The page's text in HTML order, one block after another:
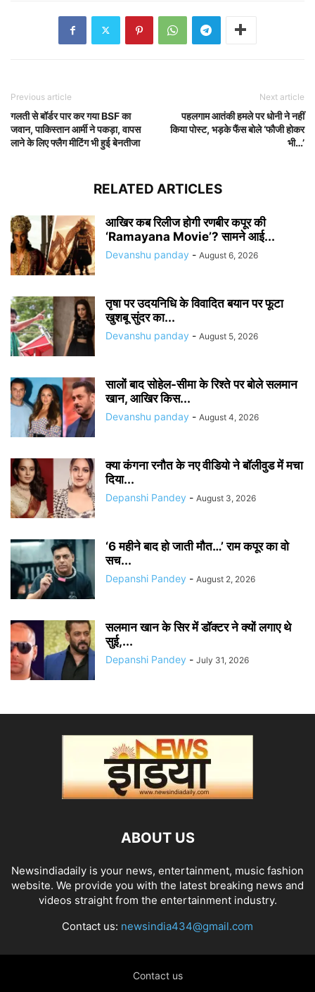
Previous article
गलती से बॉर्डर पार कर गया BSF का
जवान, पाकिस्तान आर्मी ने पकड़ा, वापस
लाने के लिए फ्लैग मीटिंग भी हुई बेनतीजा
Next article
पहलगाम आतंकी हमले पर धोनी ने नहीं
किया पोस्ट, भड़के फैंस बोले ‘फौजी होकर
भी…’
RELATED ARTICLES
आखिर कब रिलीज होगी रणबीर कपूर की
‘Ramayana Movie’? सामने आई...
Devanshu panday - August 6, 2026
तृषा पर उदयनिधि के विवादित बयान पर फूटा
खुशबू सुंदर का...
Devanshu panday - August 5, 2026
सालों बाद सोहेल-सीमा के रिश्ते पर बोले सलमान
खान, आखिर किस...
Devanshu panday - August 4, 2026
क्या कंगना रनौत के नए वीडियो ने बॉलीवुड में मचा
दिया...
Depanshi Pandey - August 3, 2026
‘6 महीने बाद हो जाती मौत…’ राम कपूर का वो
सच...
Depanshi Pandey - August 2, 2026
सलमान खान के सिर में डॉक्टर ने क्यों लगाए थे
सुई,...
Depanshi Pandey - July 31, 2026
ABOUT US
Newsindiadaily is your news, entertainment, music fashion
website. We provide you with the latest breaking news and
videos straight from the entertainment industry.
Contact us: newsindia434@gmail.com
Contact us